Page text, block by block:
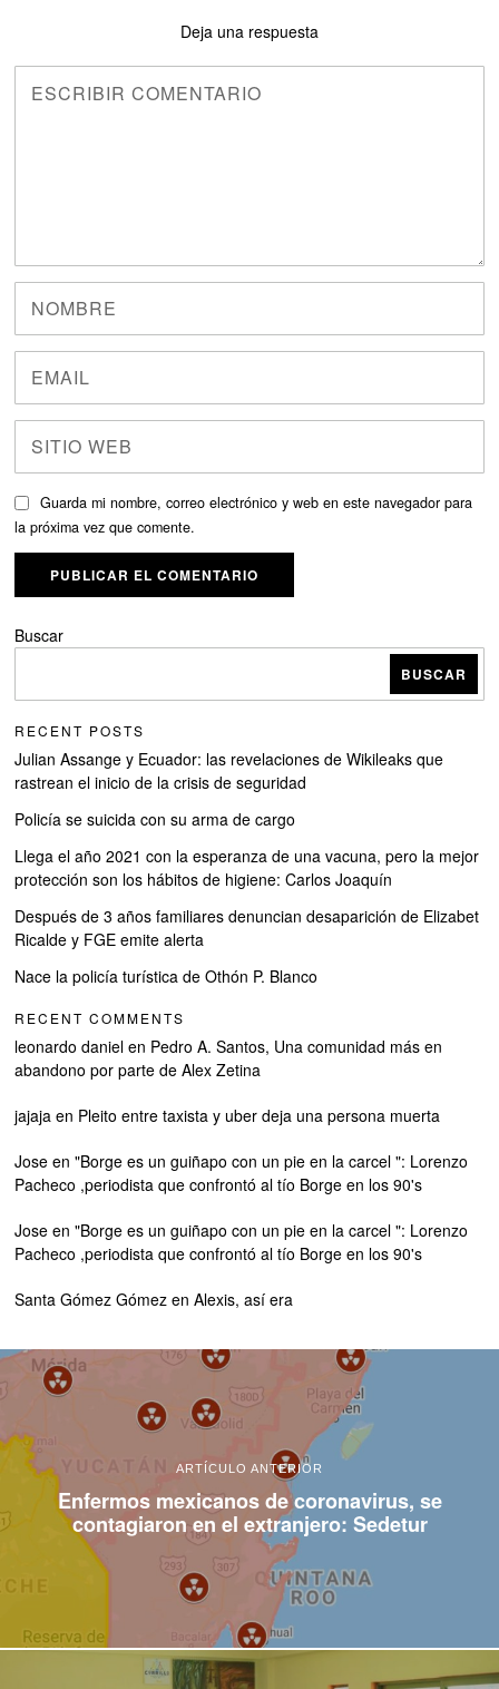
Deja una respuesta
Guarda mi nombre, correo electrónico y web en este navegador para
la próxima vez que comente.
Buscar
BUSCAR
RECENT POSTS
Julian Assange y Ecuador: las revelaciones de Wikileaks que
rastrean el inicio de la crisis de seguridad
Policía se suicida con su arma de cargo
Llega el año 2021 con la esperanza de una vacuna, pero la mejor
protección son los hábitos de higiene: Carlos Joaquín
Después de 3 años familiares denuncian desaparición de Elizabet
Ricalde y FGE emite alerta
Nace la policía turística de Othón P. Blanco
RECENT COMMENTS
leonardo daniel en Pedro A. Santos, Una comunidad más en
abandono por parte de Alex Zetina
jajaja en Pleito entre taxista y uber deja una persona muerta
Jose en"Borge es un guiñapo con un pie en la carcel ": Lorenzo
Pacheco ,periodista que confrontó al tío Borge en los 90's
Jose en"Borge es un guiñapo con un pie en la carcel ": Lorenzo
Pacheco ,periodista que confrontó al tío Borge en los 90's
Santa Gómez Gómez enAlexis, así era
ARTÍCULO ANTERIOR
Enfermos mexicanos de coronavirus, se
contagiaron en el extranjero: Sedetur